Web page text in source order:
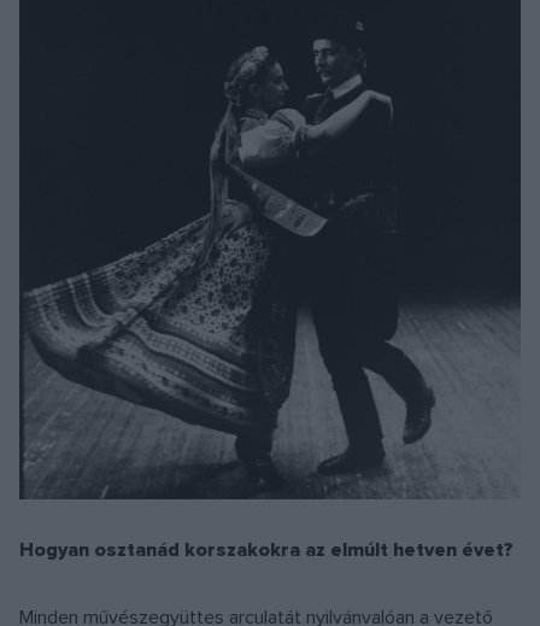
Hogyan osztanád korszakokra az elmúlt hetven évet?
Minden művészegyüttes arculatát nyilvánvalóan a vezető